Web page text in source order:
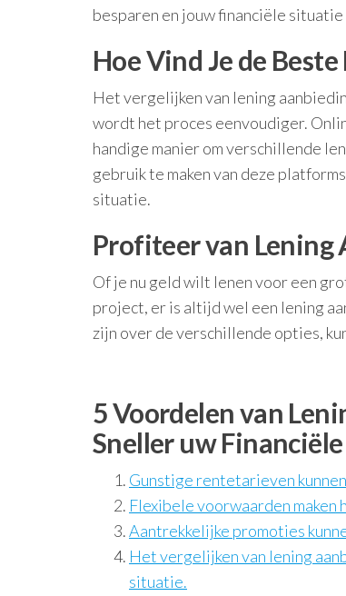
besparen en jouw financiële
Hoe Vind Je de
Het vergelijken van lening
wordt het proces eenvoudiger.
handige manier om verschillende
gebruik te maken van deze
situatie.
Profiteer van Lening
Of je nu geld wilt lenen voor een
project, er is altijd wel een lening
zijn over de verschillende opties,
5 Voordelen van
Sneller uw
Gunstige rentetarieven
Flexibele voorwaarden maken
Aantrekkelijke promoties
Het vergelijken van lening
situatie.